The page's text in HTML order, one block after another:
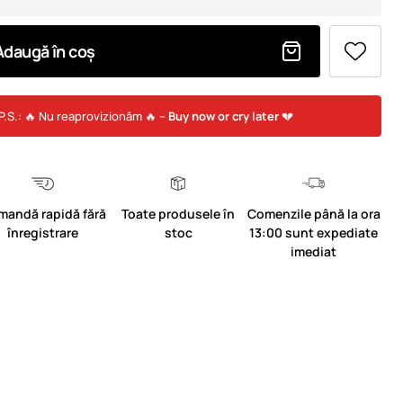
în coș
🔥 Nu reaprovizionăm 🔥 – Buy now or cry later💔
rapidă fără
înregistrare
Toate produsele în
stoc
Comenzile până la ora
13:00 sunt expediate
imediat